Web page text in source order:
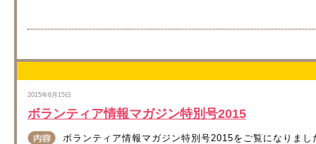
2015年6月15日
ボランティア情報マガジン特別号2015
ボランティア情報マガジン特別号2015をご覧になりま